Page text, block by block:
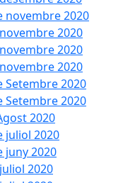
novembre 2020
2020
2020
2020
Setembre 2020
Setembre 2020
2020
juliol 2020
juny 2020
2020